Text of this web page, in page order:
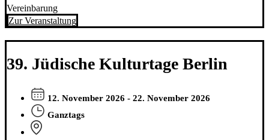
Vereinbarung
Zur Veranstaltung
39. Jüdische Kulturtage Berlin
12. November 2026 - 22. November 2026
Ganztags